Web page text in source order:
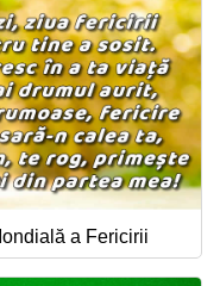
a Fericirii